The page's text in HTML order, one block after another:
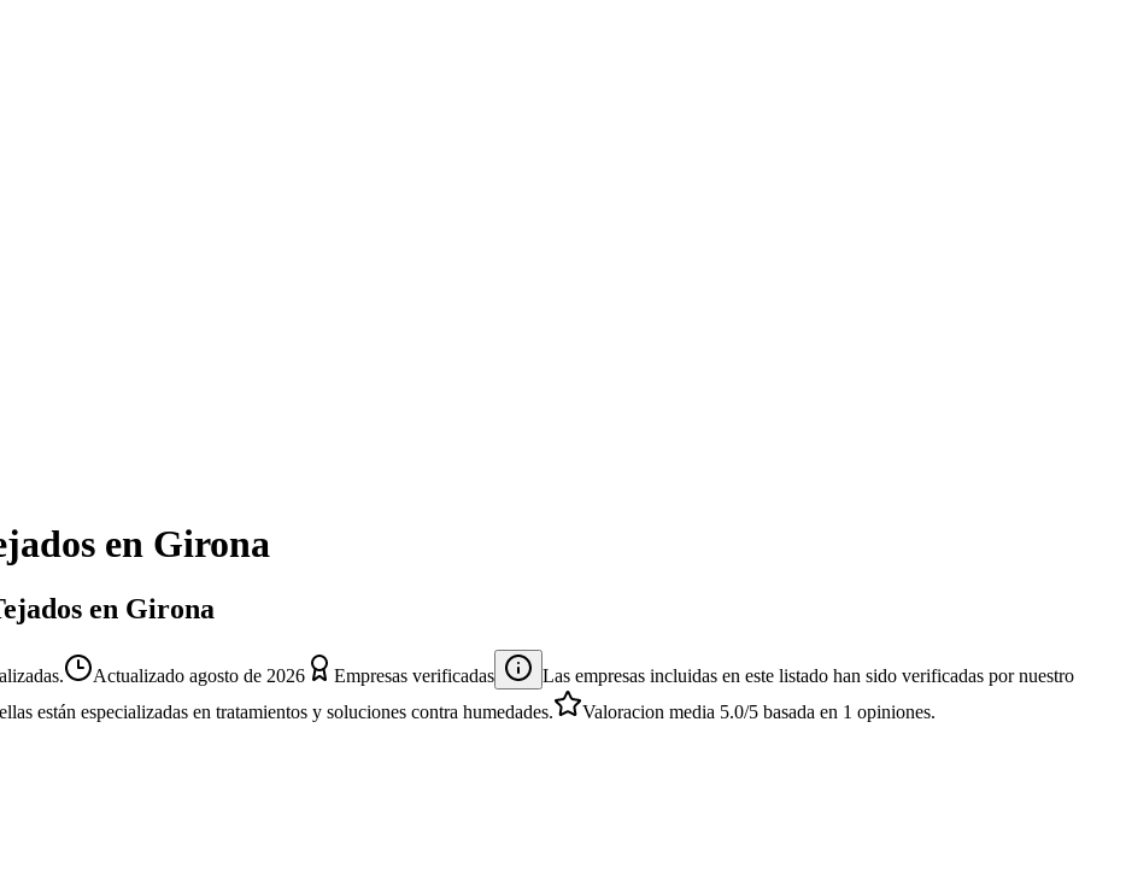
en Girona
en Girona
Actualizado agosto de 2026 Empresas verificadas
Las empresas incluidas en este listado han sido verificadas por nuestro
están especializadas en tratamientos y soluciones contra humedades.
Valoracion media 5.0/5 basada en 1 opiniones.